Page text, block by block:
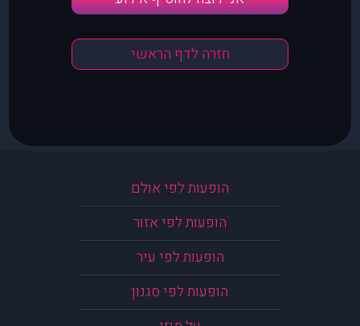
חזרה לדף הראשי
הופעות לפי אולם
הופעות לפי אזור
הופעות לפי עיר
הופעות לפי סגנון